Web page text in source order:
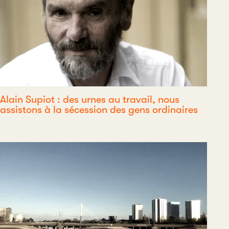
Alain Supiot : des urnes au travail, nous
assistons à la sécession des gens ordinaires